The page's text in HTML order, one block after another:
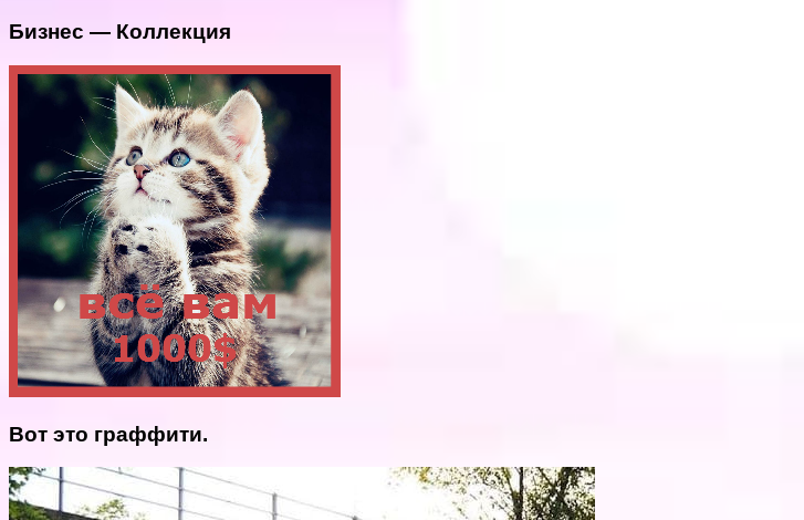
Бизнес — Коллекция
Вот это граффити.